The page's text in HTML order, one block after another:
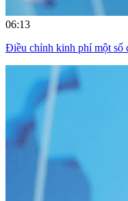
06:13
Điều chỉnh kinh phí một số